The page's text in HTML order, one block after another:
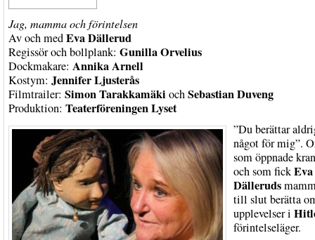
Jag, mamma och förintelsen
Av och medEva Dällerud
Regissör och bollplank: Gunilla Orvelius
Dockmakare: Annika Arnell
Kostym: Jennifer Ljusterås
Filmtrailer: Simon Tarakkamäki ochSebastian Duveng
Produktion: Teaterföreningen Lyset
”Du berättar
något för mig”.
som öppnade
och som fickEva
Dälleruds
till slut berätta
upplevelser i
förintelseläger.